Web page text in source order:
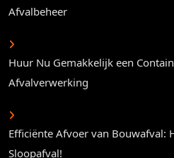
Afvalbeheer
Huur Nu Gemakkelijk een
Afvalverwerking
Efficiënte Afvoer van Bouwafval:
Sloopafval!